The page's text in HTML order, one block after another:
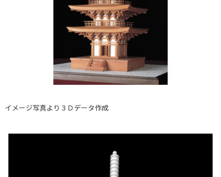
イメージ写真より３Ｄデータ作成